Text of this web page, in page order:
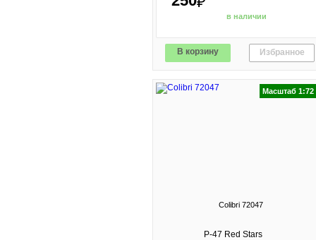
в наличии
В корзину Избранное
Масштаб 1:72
Colibri 72047
P-47 Red Stars